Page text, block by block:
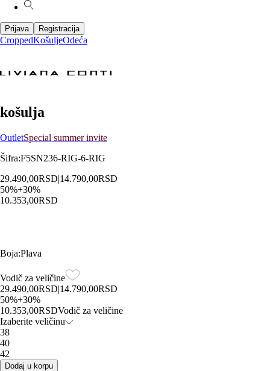
Prijava Registracija
CroppedKošuljeOdeća
košulja
OutletSpecial summer invite
Šifra:F5SN236-RIG-6-RIG
29.490,00RSD|14.790,00RSD
50%+30%
10.353,00RSD
Boja:Plava
Vodič za veličine
29.490,00RSD|14.790,00RSD
50%+30%
10.353,00RSDVodič za veličine
Izaberite veličinu
38
40
42
Dodaj u korpu